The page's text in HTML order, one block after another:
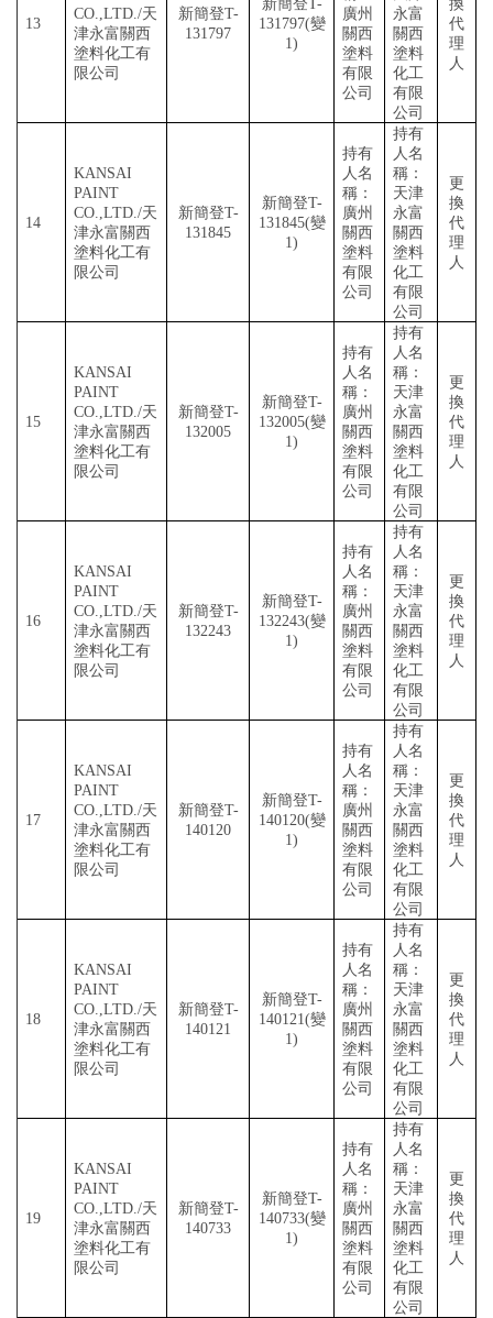
13
CO.,LTD./天
津永富關西
塗料化工有
限公司
新簡登T-
131797
新簡登 T-
131797(變
1)
廣州
關西
塗料
有限
公司
永富
關西
塗料
化工
有限
公司
換
代
理
人
14
KANSAI
PAINT
CO.,LTD./天
津永富關西
塗料化工有
限公司
新簡登T-
131845
新簡登T-
131845(變
1)
持有
人名
稱：
廣州
關西
塗料
有限
公司
持有
人名
稱：
天津
永富
關西
塗料
化工
有限
公司
更
換
代
理
人
15
KANSAI
PAINT
CO.,LTD./天
津永富關西
塗料化工有
限公司
新簡登T-
132005
新簡登T-
132005(變
1)
持有
人名
稱：
廣州
關西
塗料
有限
公司
持有
人名
稱：
天津
永富
關西
塗料
化工
有限
公司
更
換
代
理
人
16
KANSAI
PAINT
CO.,LTD./天
津永富關西
塗料化工有
限公司
新簡登T-
132243
新簡登T-
132243(變
1)
持有
人名
稱：
廣州
關西
塗料
有限
公司
持有
人名
稱：
天津
永富
關西
塗料
化工
有限
公司
更
換
代
理
人
17
KANSAI
PAINT
CO.,LTD./天
津永富關西
塗料化工有
限公司
新簡登T-
140120
新簡登T-
140120(變
1)
持有
人名
稱：
廣州
關西
塗料
有限
公司
持有
人名
稱：
天津
永富
關西
塗料
化工
有限
公司
更
換
代
理
人
18
KANSAI
PAINT
CO.,LTD./天
津永富關西
塗料化工有
限公司
新簡登T-
140121
新簡登T-
140121(變
1)
持有
人名
稱：
廣州
關西
塗料
有限
公司
持有
人名
稱：
天津
永富
關西
塗料
化工
有限
公司
更
換
代
理
人
19
KANSAI
PAINT
CO.,LTD./天
津永富關西
塗料化工有
限公司
新簡登T-
140733
新簡登T-
140733(變
1)
持有
人名
稱：
廣州
關西
塗料
有限
公司
持有
人名
稱：
天津
永富
關西
塗料
化工
有限
公司
更
換
代
理
人